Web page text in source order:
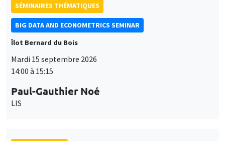
SÉMINAIRES THÉMATIQUES
BIG DATA AND ECONOMETRICS SEMINAR
Îlot Bernard du Bois
Mardi 15 septembre 2026
14:00 à 15:15
Paul-Gauthier Noé
LIS